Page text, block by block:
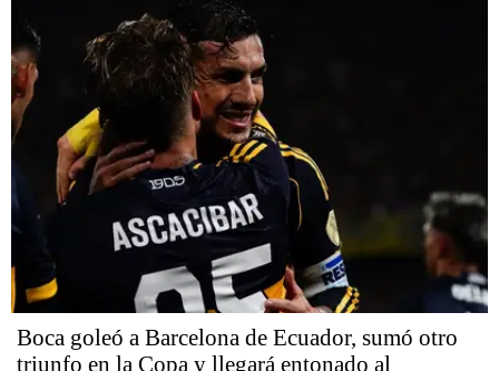
Boca goleó a Barcelona de Ecuador, sumó otro
triunfo en la Copa y llegará entonado al